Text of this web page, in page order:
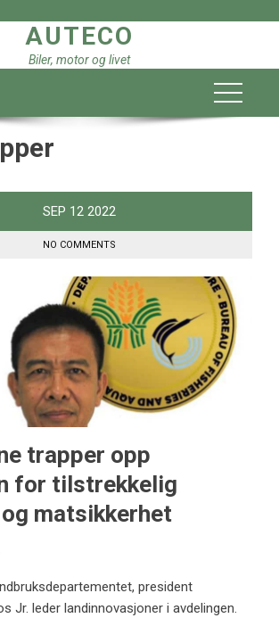
AUTECO
Biler, motor og livet
SEP 12 2022
NO COMMENTS
trapper opp
for tilstrekkelig
matsikkerhet
president
Jr. leder landinnovasjoner i avdelingen.